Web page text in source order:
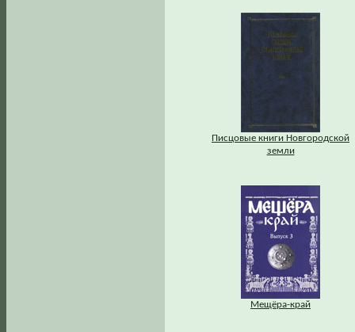
Писцовые книги Новгородской
земли
Мещёра-край